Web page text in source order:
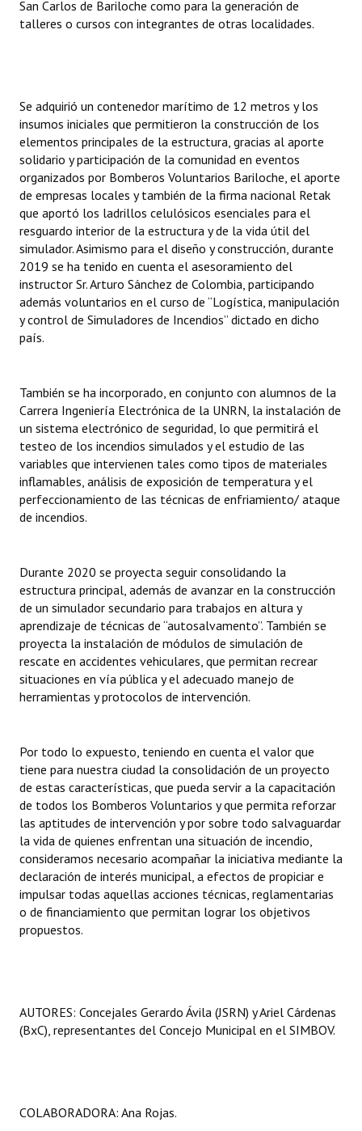
San Carlos de Bariloche como para la generación de
talleres o cursos con integrantes de otras localidades.
Se adquirió un contenedor marítimo de 12 metros y los
insumos iniciales que permitieron la construcción de los
elementos principales de la estructura, gracias al aporte
solidario y participación de la comunidad en eventos
organizados por Bomberos Voluntarios Bariloche, el aporte
de empresas locales y también de la firma nacional Retak
que aportó los ladrillos celulósicos esenciales para el
resguardo interior de la estructura y de la vida útil del
simulador. Asimismo para el diseño y construcción, durante
2019 se ha tenido en cuenta el asesoramiento del
instructor Sr. Arturo Sánchez de Colombia, participando
además voluntarios en el curso de “Logística, manipulación
y control de Simuladores de Incendios” dictado en dicho
país.
También se ha incorporado, en conjunto con alumnos de la
Carrera Ingeniería Electrónica de la UNRN, la instalación de
un sistema electrónico de seguridad, lo que permitirá el
testeo de los incendios simulados y el estudio de las
variables que intervienen tales como tipos de materiales
inflamables, análisis de exposición de temperatura y el
perfeccionamiento de las técnicas de enfriamiento/ ataque
de incendios.
Durante 2020 se proyecta seguir consolidando la
estructura principal, además de avanzar en la construcción
de un simulador secundario para trabajos en altura y
aprendizaje de técnicas de “autosalvamento”. También se
proyecta la instalación de módulos de simulación de
rescate en accidentes vehiculares, que permitan recrear
situaciones en vía pública y el adecuado manejo de
herramientas y protocolos de intervención.
Por todo lo expuesto, teniendo en cuenta el valor que
tiene para nuestra ciudad la consolidación de un proyecto
de estas características, que pueda servir a la capacitación
de todos los Bomberos Voluntarios y que permita reforzar
las aptitudes de intervención y por sobre todo salvaguardar
la vida de quienes enfrentan una situación de incendio,
consideramos necesario acompañar la iniciativa mediante la
declaración de interés municipal, a efectos de propiciar e
impulsar todas aquellas acciones técnicas, reglamentarias
o de financiamiento que permitan lograr los objetivos
propuestos.
AUTORES: Concejales Gerardo Ávila (JSRN) y Ariel Cárdenas
(BxC), representantes del Concejo Municipal en el SIMBOV.
COLABORADORA: Ana Rojas.